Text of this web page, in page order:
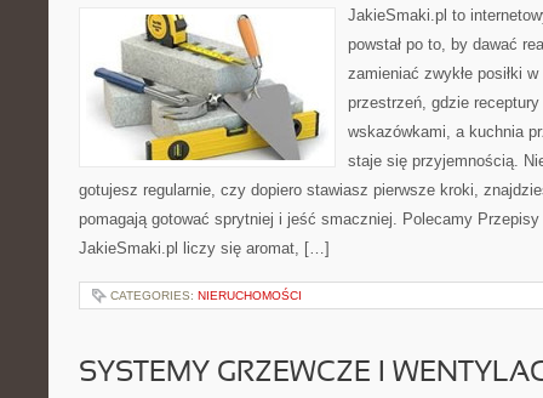
JakieSmaki.pl to
powstał po to, by dawać
zamieniać zwykłe posiłki
przestrzeń, gdzie
wskazówkami, a kuchnia
staje się przyjemnością.
gotujesz regularnie, czy dopiero stawiasz pierwsze kroki,
pomagają gotować sprytniej i jeść smaczniej. Polecamy
JakieSmaki.pl liczy się aromat, […]
CATEGORIES: NIERUCHOMOŚCI
SYSTEMY GRZEWCZE I